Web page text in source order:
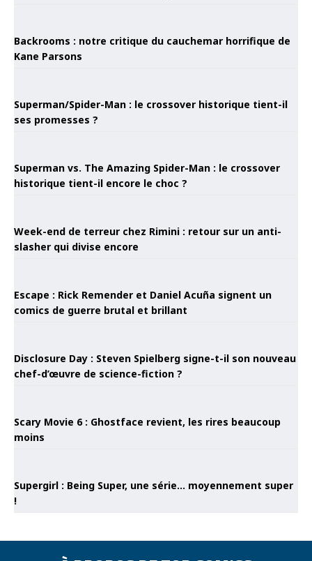
Backrooms : notre critique du cauchemar horrifique de
Kane Parsons
Superman/Spider-Man : le crossover historique tient-il
ses promesses ?
Superman vs. The Amazing Spider-Man : le crossover
historique tient-il encore le choc ?
Week-end de terreur chez Rimini : retour sur un anti-
slasher qui divise encore
Escape : Rick Remender et Daniel Acuña signent un
comics de guerre brutal et brillant
Disclosure Day : Steven Spielberg signe-t-il son nouveau
chef-d’œuvre de science-fiction ?
Scary Movie 6 : Ghostface revient, les rires beaucoup
moins
Supergirl : Being Super, une série… moyennement super
!